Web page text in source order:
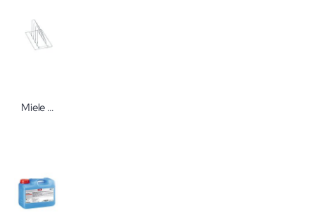
Miele E 807 Einsatz für Sieb-/Nierenschale für PWD 8534